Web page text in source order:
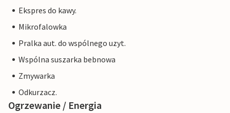
Ekspres do kawy.
Mikrofalowka
Pralka aut. do wspólnego uzyt.
Wspólna suszarka bebnowa
Zmywarka
Odkurzacz.
Ogrzewanie / Energia